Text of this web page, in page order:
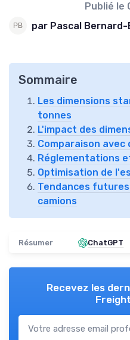
Publié le
par Pascal
Sommaire
Les dimensions
tonnes
L'impact des
Comparaison
Réglementations
Optimisation de
Tendances
camions
Résumer ChatGPT
Recevez les